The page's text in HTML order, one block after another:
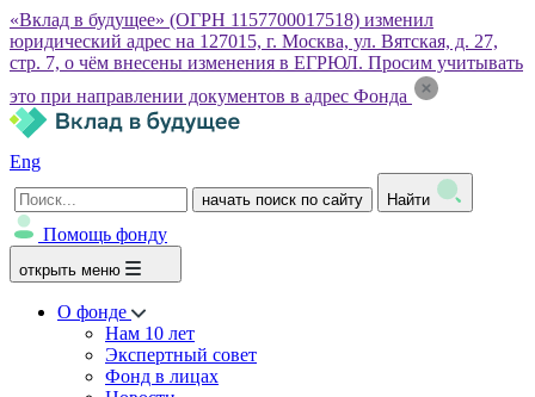
«Вклад в будущее» (ОГРН 1157700017518) изменил
юридический адрес на 127015, г. Москва, ул. Вятская, д. 27,
стр. 7, о чём внесены изменения в ЕГРЮЛ. Просим учитывать
это при направлении документов в адрес Фонда
Eng
начать поиск по сайту Найти
Помощь фонду
открыть меню
О фонде
Нам 10 лет
Экспертный совет
Фонд в лицах